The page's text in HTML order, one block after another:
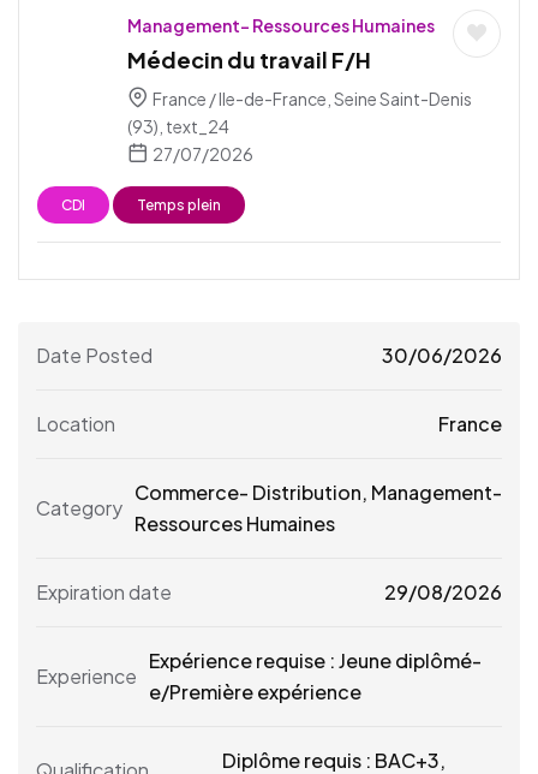
Management- Ressources Humaines
Médecin du travail F/H
France / Ile-de-France, Seine Saint-Denis
(93), text_24
27/07/2026
CDI Temps plein
Date Posted 30/06/2026
Location France
Category
Commerce- Distribution, Management-
Ressources Humaines
Expiration date 29/08/2026
Experience
Expérience requise : Jeune diplômé-
e/Première expérience
Diplôme requis : BAC+3,